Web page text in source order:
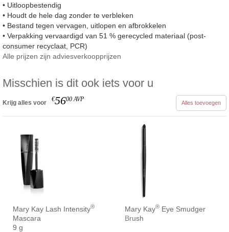
• Uitloopbestendig
• Houdt de hele dag zonder te verbleken
• Bestand tegen vervagen, uitlopen en afbrokkelen
• Verpakking vervaardigd van 51 % gerecycled materiaal (post-
consumer recyclaat, PCR)
Alle prijzen zijn adviesverkoopprijzen
Misschien is dit ook iets voor u
Krijg alles voor €5600 AVP Alles toevoegen
Mary Kay Lash Intensity®
Mascara
9 g
Mary Kay® Eye Smudger
Brush